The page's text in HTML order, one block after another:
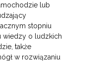
lub
stopniu
wiedzy o ludzkich
także
w rozwiązaniu